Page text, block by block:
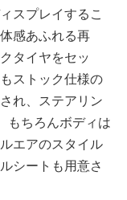
スプレイするこ
感あふれる再
タイヤをセッ
ストック仕様の
れ、ステアリン
もちろんボディは
エアのスタイル
シートも用意さ